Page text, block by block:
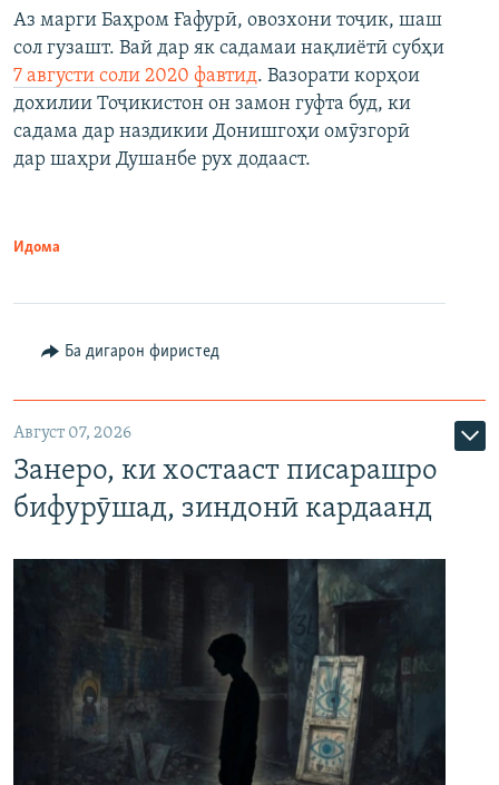
Аз марги Баҳром Ғафурӣ, овозхони тоҷик, шаш
сол гузашт. Вай дар як садамаи нақлиётӣ субҳи
7 августи соли 2020 фавтид. Вазорати корҳои
дохилии Тоҷикистон он замон гуфта буд, ки
садама дар наздикии Донишгоҳи омӯзгорӣ
дар шаҳри Душанбе рух додааст.
Идома
Ба дигарон фиристед
Август 07, 2026
Занеро, ки хостааст писарашро
бифурӯшад, зиндонӣ кардаанд